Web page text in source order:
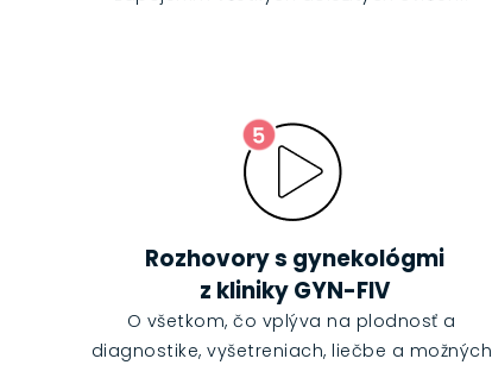
Rozhovory s gynekológmi
z kliniky GYN-FIV
O všetkom, čo vplýva na plodnosť a
diagnostike, vyšetreniach, liečbe a možných